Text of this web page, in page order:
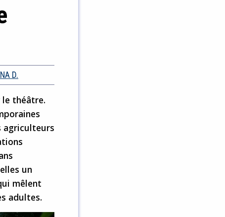
D.
théâtre.
agriculteurs
un
mêlent
adultes.